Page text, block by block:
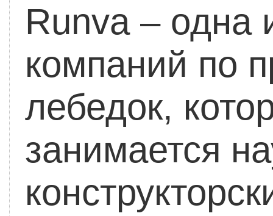
Runva – одна
компаний по
лебедок,
занимается